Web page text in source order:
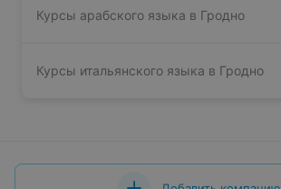
Курсы арабского языка в Гродно
Курсы итальянского языка в Гродно